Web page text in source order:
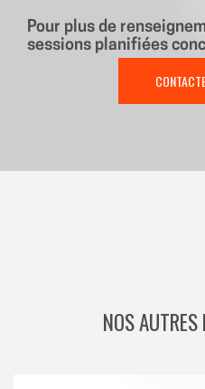
Pour plus de
sessions planifiées
NOS